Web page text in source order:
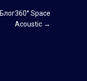
Блог360° Space
Acoustic →